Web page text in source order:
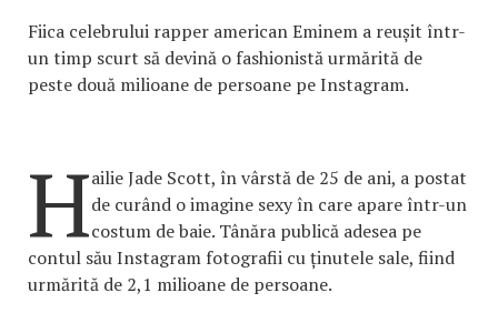
Fiica celebrului rapper american Eminem a reușit într-
un timp scurt să devină o fashionistă urmărită de
peste două milioane de persoane pe Instagram.
Hailie Jade Scott, în vârstă de 25 de ani, a postat
de curând o imagine sexy în care apare într-un
costum de baie. Tânăra publică adesea pe
contul său Instagram fotografii cu ținutele sale, fiind
urmărită de 2,1 milioane de persoane.